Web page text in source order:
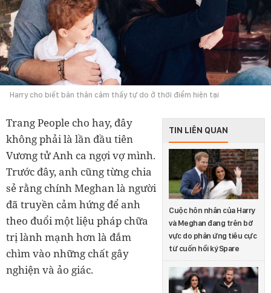
Harry cho biết bản thân cảm thấy tự do ở thời điểm hiện tại
TIN LIÊN QUAN
Cuộc hôn nhân của Harry
và Meghan đang trên bờ
vực do phản ứng tiêu cực
từ cuốn hồi ký Spare
Trang People cho hay, đây
không phải là lần đầu tiên
Vương tử Anh ca ngợi vợ mình.
Trước đây, anh cũng từng chia
sẻ rằng chính Meghan là người
đã truyền cảm hứng để anh
theo đuổi một liệu pháp chữa
trị lành mạnh hơn là đắm
chìm vào những chất gây
nghiện và ảo giác.